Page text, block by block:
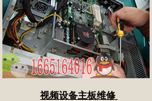
视频设备主板维修